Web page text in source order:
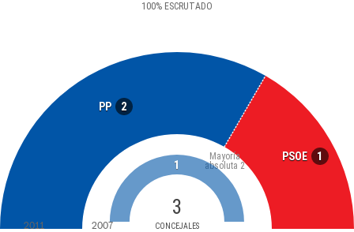
100% ESCRUTADO
PP 2
PSOE 1
3
CONCEJALES
Mayoría
absoluta 2
1
2011 2007